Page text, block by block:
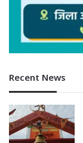
Recent News